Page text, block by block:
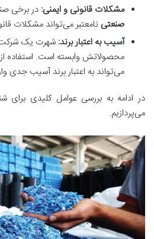
مشکلات قانونی و ایمنی: در برخی
صنعتی نامعتبر می‌تواند مشکلات
آسیب به اعتبار برند: شهرت یک
محصولاتش وابسته است. استفاده
می‌تواند به اعتبار برند آسیب جدی
در ادامه به بررسی عوامل کلیدی برای
می‌پردازیم.